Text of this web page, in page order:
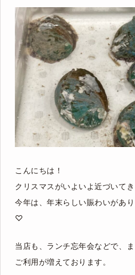
こんにちは！
クリスマスがいよいよ近づいて
今年は、年末らしい賑わいがあ
♡
当店も、ランチ忘年会などで、
ご利用が増えております。